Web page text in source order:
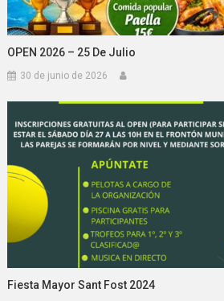
OPEN 2026 – 25 De Julio
30 de junio de 2026
Fiesta Mayor Sant Fost 2024